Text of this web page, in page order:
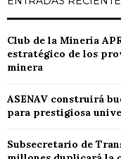
Club de la Minería
estratégico de los
minera
ASENAV construirá
para prestigiosa
Subsecretario de